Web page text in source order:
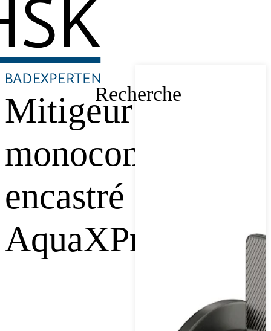
Recherche
Mitigeur
monocommande
encastré
AquaXPro